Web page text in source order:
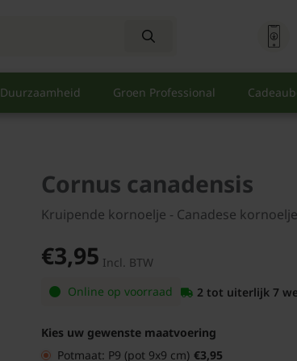
Duurzaamheid Groen Professional
Cornus canadensis
Kruipende kornoelje - Canadese kornoelje
€3,95 Incl. BTW
Online op voorraad
2 tot uiterlijk 7
Kies uw gewenste maatvoering
Potmaat: P9 (pot 9x9 cm) €3,95